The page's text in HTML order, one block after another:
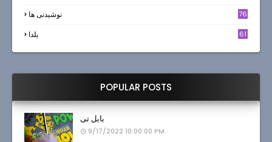
نوشیدنی ها 76
یلدا 61
POPULAR POSTS
بابل تی
9/17/2022 10:00:00 PM